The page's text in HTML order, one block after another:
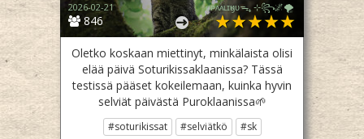
846
2026-02-21 ᴏᴘᴀᴀʟɪӄᴜᴜᯓ₊ ⊹꧂🌌🌪
Oletko koskaan miettinyt, minkälaista olisi
elää päivä Soturikissaklaanissa? Tässä
testissä pääset kokeilemaan, kuinka hyvin
selviät päivästä Puroklaanissa🌱
#soturikissat #selviätkö
#sk